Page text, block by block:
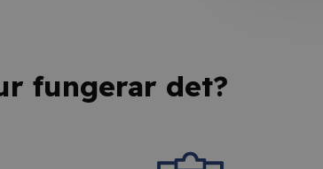
fungerar det?